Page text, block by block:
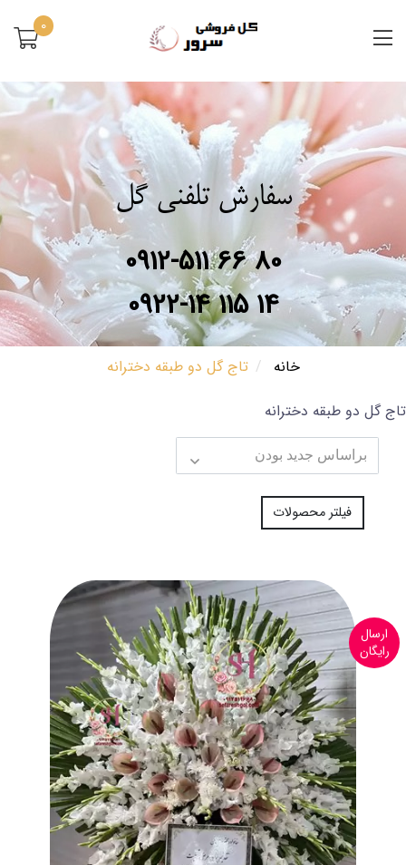
0
سفارش تلفنی گل
0912-511 66 80
0922-14 115 14
خانه
تاج گل دو طبقه دخترانه
تاج گل دو طبقه دخترانه
فیلتر محصولات
ارسال
رایگان